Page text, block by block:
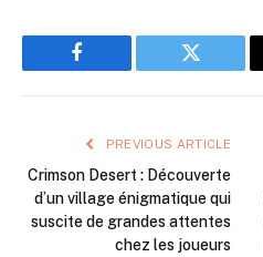
Facebook Twitter
PREVIOUS ARTICLE
Crimson Desert : Découverte
d’un village énigmatique qui
suscite de grandes attentes
chez les joueurs